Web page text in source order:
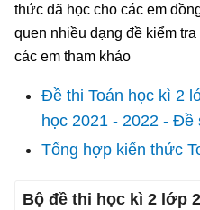
thức đã học cho các em
quen nhiều dạng đề kiểm
các em tham khảo
Đề thi Toán học kì 2
học 2021 - 2022 - Đề
Tổng hợp kiến thức
Bộ đề thi học kì 2 lớp